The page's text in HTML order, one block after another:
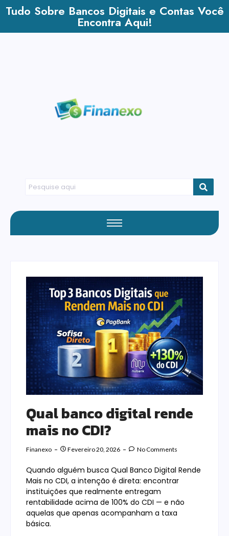
Tudo Sobre Bancos Digitais e Contas Você
Encontra Aqui!
Qual banco digital rende
mais no CDI?
Finanexo Fevereiro 20, 2026 No Comments
Quando alguém busca Qual Banco Digital Rende
Mais no CDI, a intenção é direta: encontrar
instituições que realmente entregam
rentabilidade acima de 100% do CDI — e não
aquelas que apenas acompanham a taxa
básica.